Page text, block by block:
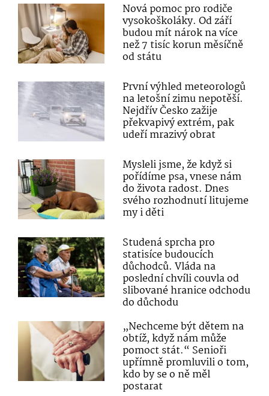
Nová pomoc pro rodiče
vysokoškoláky. Od září
budou mít nárok na více
než 7 tisíc korun měsíčně
od státu
První výhled meteorologů
na letošní zimu nepotěší.
Nejdřív Česko zažije
překvapivý extrém, pak
udeří mrazivý obrat
Mysleli jsme, že když si
pořídíme psa, vnese nám
do života radost. Dnes
svého rozhodnutí litujeme
my i děti
Studená sprcha pro
statisíce budoucích
důchodců. Vláda na
poslední chvíli couvla od
slibované hranice odchodu
do důchodu
„Nechceme být dětem na
obtíž, když nám může
pomoct stát.“ Senioři
upřímně promluvili o tom,
kdo by se o ně měl
postarat